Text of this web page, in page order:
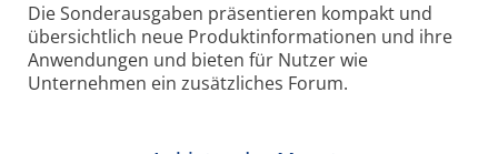
Die Sonder­ausgaben präsentieren kompakt und
übersichtlich neue Produkt­informationen und ihre
Anwendungen und bieten für Nutzer wie
Unternehmen ein zusätzliches Forum.